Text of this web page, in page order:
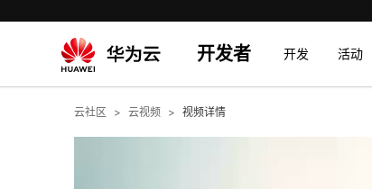
开发者 开发 活动
云社区 云视频 视频详情